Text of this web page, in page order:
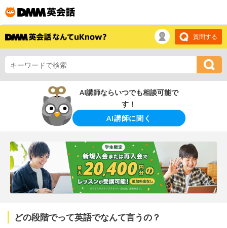
質問する
AI講師ならいつでも相談可能で
す！
AI講師に聞く
どの段階でって英語でなんて言うの？